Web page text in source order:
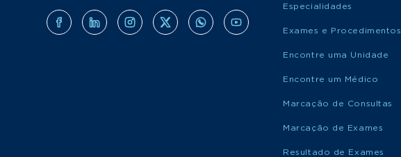
Especialidades
Exames e Procedimentos
Encontre uma Unidade
Encontre um Médico
Marcação de Consultas
Marcação de Exames
Resultado de Exames